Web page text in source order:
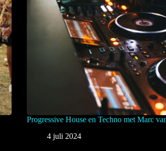
Progressive House en Techno met Marc
4 juli 2024